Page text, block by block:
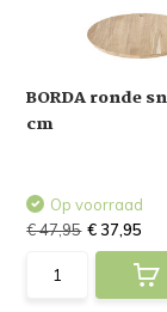
BORDA ronde
cm
Op voorraad
€ 47,95 € 37,95